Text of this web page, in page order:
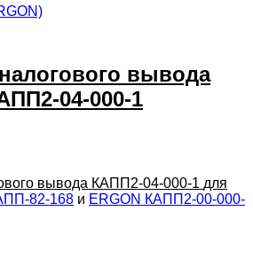
вывода
04-000-1
вывода КАПП2-04-000-1 для
82-168 и ERGON КАПП2-00-000-